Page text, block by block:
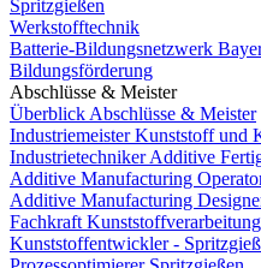
Spritzgießen
Werkstofftechnik
Batterie-Bildungsnetzwerk
Bildungsförderung
Abschlüsse & Meister
Überblick Abschlüsse & Meister
Industriemeister Kunststoff und
Industrietechniker Additive
Additive Manufacturing
Additive Manufacturing
Fachkraft Kunststoffverarbeitung
Kunststoffentwickler -